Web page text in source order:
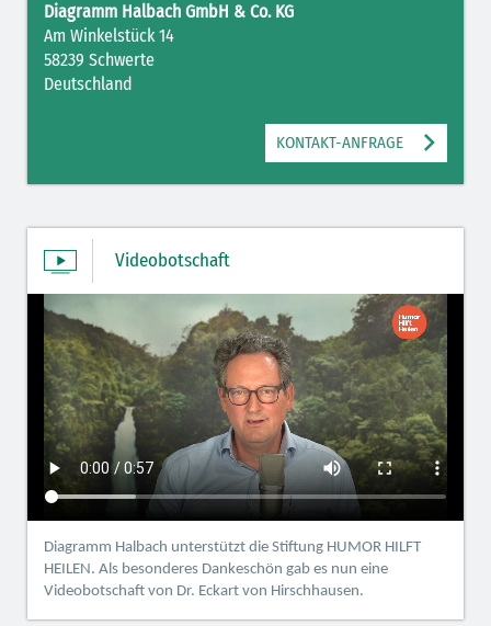
Diagramm Halbach GmbH & Co. KG
Am Winkelstück 14
58239 Schwerte
Deutschland
KONTAKT-ANFRAGE
Videobotschaft
Diagramm Halbach unterstützt die Stiftung HUMOR HILFT
HEILEN. Als besonderes Dankeschön gab es nun eine
Videobotschaft von Dr. Eckart von Hirschhausen.